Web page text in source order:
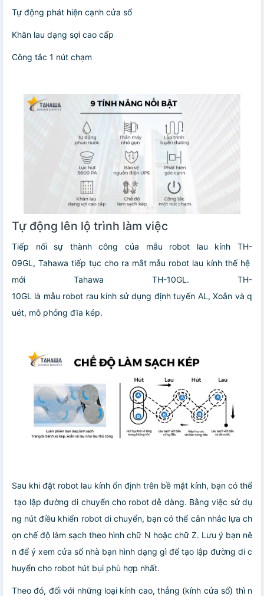
Tự động phát hiện cạnh cửa sổ
Khăn lau dạng sợi cao cấp
Công tắc 1 nút chạm
Tự động lên lộ trình làm việc
Tiếp nối sự thành công của mẫu robot lau kính TH-
09GL, Tahawa tiếp tục cho ra mắt mẫu robot lau kính thế hệ
mới Tahawa TH-10GL. TH-
10GL là mẫu robot rau kính sử dụng định tuyến AL, Xoắn và q
uét, mô phỏng đĩa kép.
Sau khi đặt robot lau kính ổn định trên bề mặt kính, bạn có thể
tạo lập đường di chuyển cho robot dễ dàng. Bằng việc sử dụ
ng nút điều khiển robot di chuyển, bạn có thể cân nhắc lựa ch
ọn chế độ làm sạch theo hình chữ N hoặc chữ Z. Lưu ý bạn nê
n để ý xem cửa sổ nhà bạn hình dạng gì để tạo lập đường di c
huyển cho robot hút bụi phù hợp nhất.
Theo đó, đối với những loại kính cao, thẳng (kính cửa số) thì n